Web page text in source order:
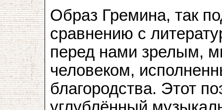
Образ Гремина, так
сравнению с
перед нами зрелым,
человеком,
благородства. Этот